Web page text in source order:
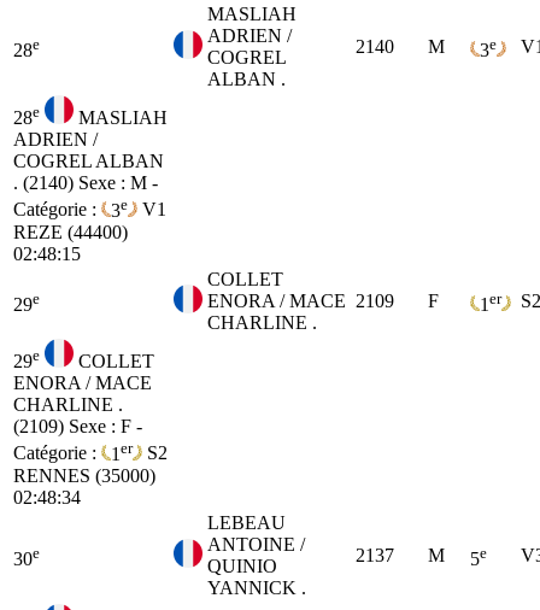
28e
MASLIAH
ADRIEN /
COGREL
ALBAN .
2140 M 3e
28e
MASLIAH
ADRIEN /
COGREL ALBAN
. (2140) Sexe : M -
Catégorie :
3e
V1
REZE (44400)
02:48:15
29e
COLLET
ENORA / MACE
CHARLINE .
2109 F 1 er S2
29e
COLLET
ENORA / MACE
CHARLINE .
(2109) Sexe : F -
Catégorie :
1 er
S2
RENNES (35000)
02:48:34
30e
LEBEAU
ANTOINE /
QUINIO
YANNICK .
2137 M 5e